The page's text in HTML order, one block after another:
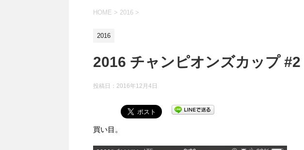
HOME > 2016 >
2016
2016 チャンピオンズカップ #2
投稿日： 2016年12月4日
買い目。